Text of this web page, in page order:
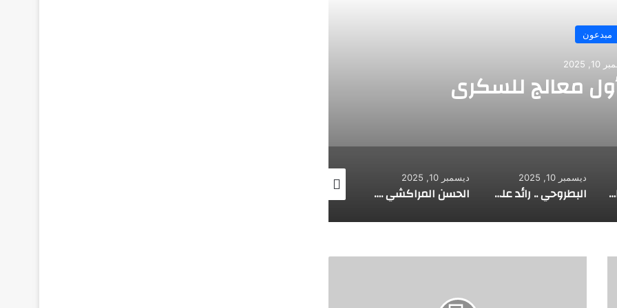
مبدعون
2025
معالج للسكري
الألماني بنز مخترع السيارة الحديثة
ديسمبر 10, 2025
البطروحي .. رائد علم الفلك الحديث
ديسمبر 10, 2025
الحسن المراكشي .. أعظم من صنف علم المثلثات أبو علي الحسن
ديسمبر 10, 2025